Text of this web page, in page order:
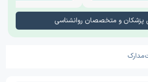
پزشکان و متخصصان روانشناسی
مدارک